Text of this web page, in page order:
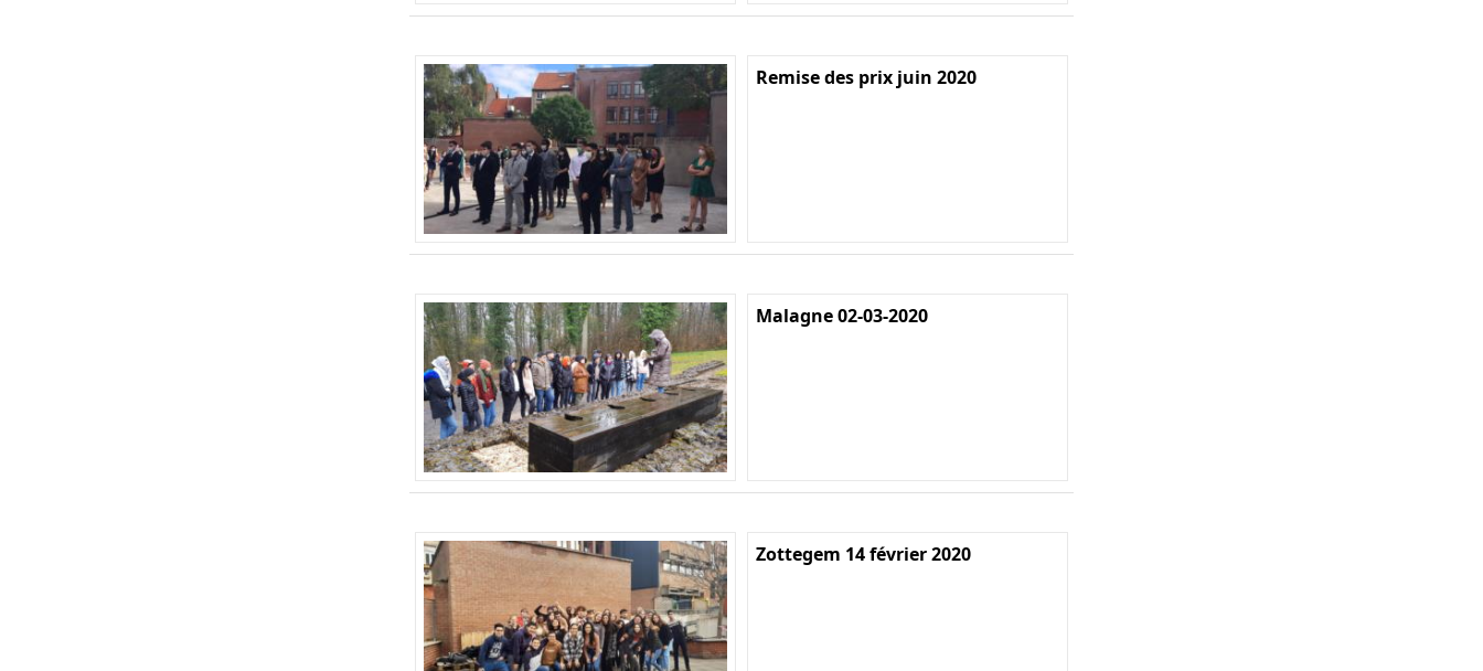
Remise des prix juin 2020
Malagne 02-03-2020
Zottegem 14 février 2020